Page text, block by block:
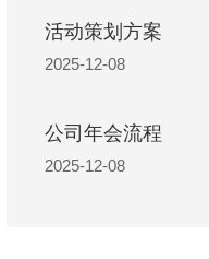
活动策划方案
2025-12-08
公司年会流程
2025-12-08